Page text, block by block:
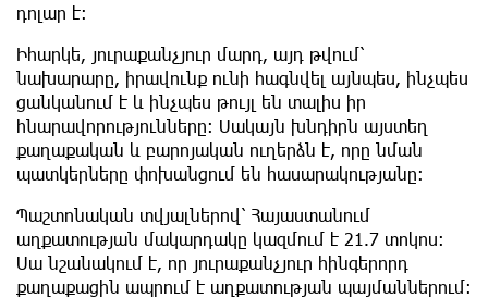
դոլար է։
Իհարկե, յուրաքանչյուր մարդ, այդ թվում՝
նախարարը, իրավունք ունի հագնվել այնպես, ինչպես
ցանկանում է և ինչպես թույլ են տալիս իր
հնարավորությունները։ Սակայն խնդիրն այստեղ
քաղաքական և բարոյական ուղերձն է, որը նման
պատկերները փոխանցում են հասարակությանը։
Պաշտոնական տվյալներով՝ Հայաստանում
աղքատության մակարդակը կազմում է 21.7 տոկոս։
Սա նշանակում է, որ յուրաքանչյուր հինգերորդ
քաղաքացին ապրում է աղքատության պայմաններում։